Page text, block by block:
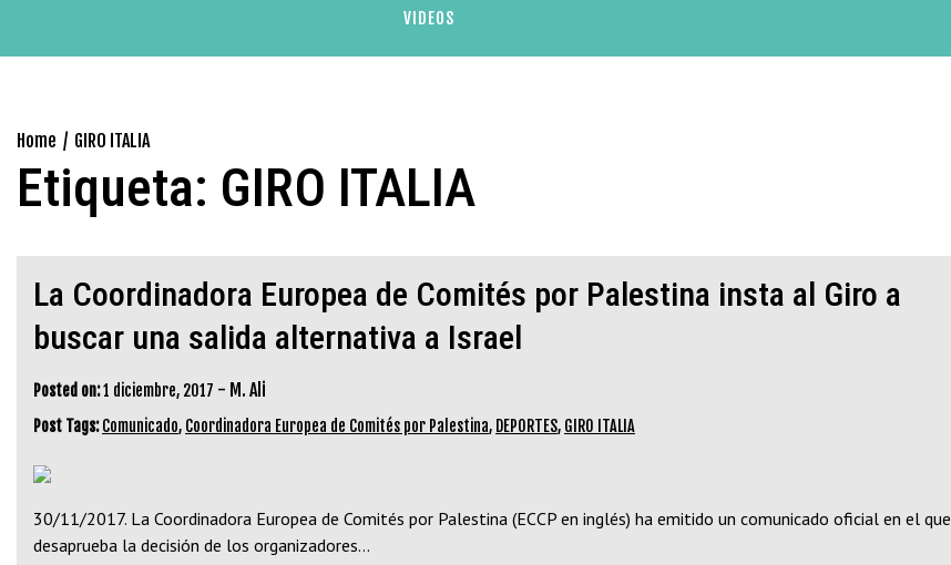
VIDEOS
Home GIRO ITALIA
Etiqueta: GIRO ITALIA
La Coordinadora Europea de Comités por Palestina insta al Giro a
buscar una salida alternativa a Israel
Posted on:1 diciembre, 2017 - M. Ali
Post Tags:Comunicado, Coordinadora Europea de Comités por Palestina, DEPORTES, GIRO ITALIA
30/11/2017. La Coordinadora Europea de Comités por Palestina (ECCP en inglés) ha emitido un comunicado oficial en el que
desaprueba la decisión de los organizadores…